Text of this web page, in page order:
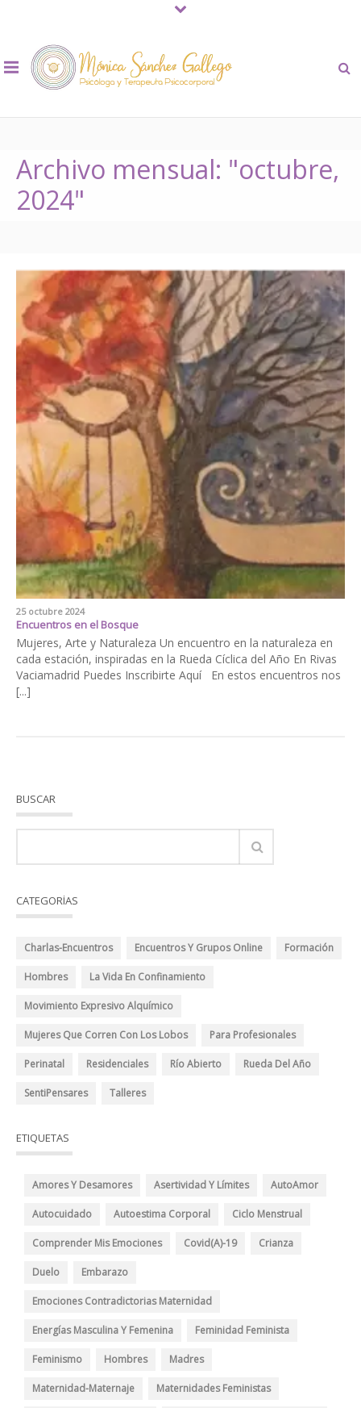
Archivo mensual: "octubre,
2024"
25 octubre 2024
Encuentros en el Bosque
Mujeres, Arte y Naturaleza Un encuentro en la naturaleza en
cada estación, inspiradas en la Rueda Cíclica del Año En Rivas
Vaciamadrid Puedes Inscribirte Aquí En estos encuentros nos
[...]
BUSCAR
CATEGORÍAS
Charlas-Encuentros Encuentros Y Grupos Online Formación
Hombres La Vida En Confinamiento
Movimiento Expresivo Alquímico
Mujeres Que Corren Con Los Lobos Para Profesionales
Perinatal Residenciales Río Abierto Rueda Del Año
SentiPensares Talleres
ETIQUETAS
Amores Y Desamores Asertividad Y Límites AutoAmor
Autocuidado Autoestima Corporal Ciclo Menstrual
Comprender Mis Emociones Covid(A)-19 Crianza
Duelo Embarazo
Emociones Contradictorias Maternidad
Energías Masculina Y Femenina Feminidad Feminista
Feminismo Hombres Madres
Maternidad-Maternaje Maternidades Feministas